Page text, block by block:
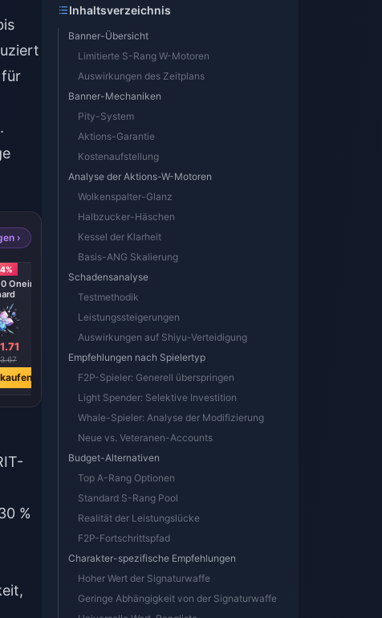
›
Oneiric
Express Supply
Pass
€ 4.51
Jetzt kaufen
€ 3.77
€ 4.51
Jetzt kaufen
%
Inhaltsverzeichnis
Banner-Übersicht
Limitierte S-Rang W-Motoren
Auswirkungen des Zeitplans
Banner-Mechaniken
Pity-System
Aktions-Garantie
Kostenaufstellung
Analyse der Aktions-W-Motoren
Wolkenspalter-Glanz
Halbzucker-Häschen
Kessel der Klarheit
Basis-ANG Skalierung
Schadensanalyse
Testmethodik
Leistungssteigerungen
Auswirkungen auf Shiyu-Verteidigung
Empfehlungen nach Spielertyp
F2P-Spieler: Generell überspringen
Light Spender: Selektive Investition
Whale-Spieler: Analyse der Modifizierung
Neue vs. Veteranen-Accounts
Budget-Alternativen
Top A-Rang Optionen
Standard S-Rang Pool
Realität der Leistungslücke
F2P-Fortschrittspfad
Charakter-spezifische Empfehlungen
Hoher Wert der Signaturwaffe
Geringe Abhängigkeit von der Signaturwaffe